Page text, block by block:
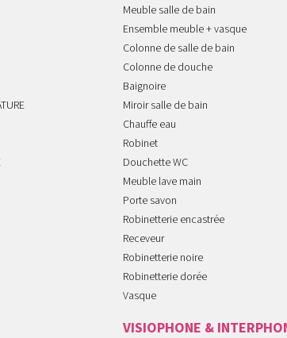
Meuble salle de bain
Ensemble meuble + vasque
Colonne de salle de bain
Colonne de douche
Baignoire
Miroir salle de bain
Chauffe eau
Robinet
Douchette WC
Meuble lave main
Porte savon
Robinetterie encastrée
Receveur
Robinetterie noire
Robinetterie dorée
Vasque
VISIOPHONE &